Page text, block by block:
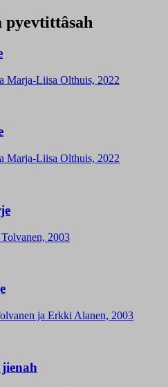
pyevtittâsah
Marja-Liisa Olthuis, 2022
Marja-Liisa Olthuis, 2022
2003
ja Erkki Alanen, 2003